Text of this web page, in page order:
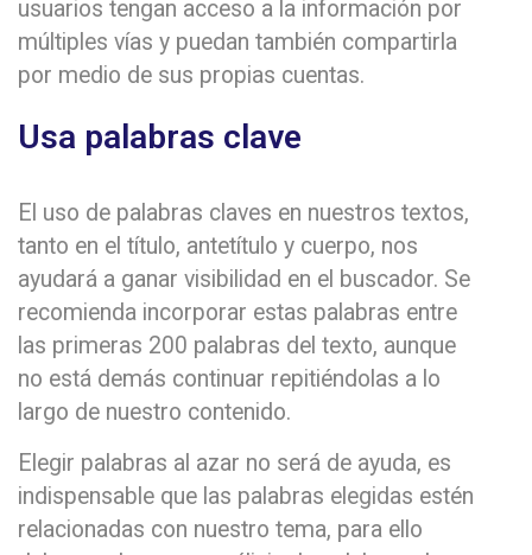
usuarios tengan acceso a la información por
múltiples vías y puedan también compartirla
por medio de sus propias cuentas.
Usa palabras clave
El uso de palabras claves en nuestros textos,
tanto en el título, antetítulo y cuerpo, nos
ayudará a ganar visibilidad en el buscador. Se
recomienda incorporar estas palabras entre
las primeras 200 palabras del texto, aunque
no está demás continuar repitiéndolas a lo
largo de nuestro contenido.
Elegir palabras al azar no será de ayuda, es
indispensable que las palabras elegidas estén
relacionadas con nuestro tema, para ello